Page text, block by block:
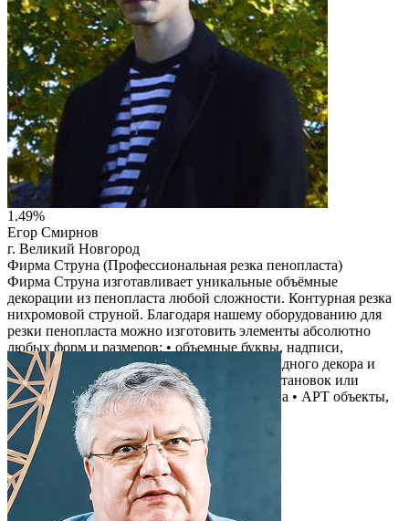
1.49%
Егор Смирнов
г. Великий Новгород
Фирма Струна (Профессиональная резка пенопласта)
Фирма Струна изготавливает уникальные объёмные
декорации из пенопласта любой сложности. Контурная резка
нихромовой струной. Благодаря нашему оборудованию для
резки пенопласта можно изготовить элементы абсолютно
любых форм и размеров: • объемные буквы, надписи,
логотипы • украшения и элементы для фасадного декора и
интерьера • декорации для театральных постановок или
мероприятий • муляжи товаров разного типа • АРТ объекты,
объемные фигуры.
Читать описание
Перейти на сайт